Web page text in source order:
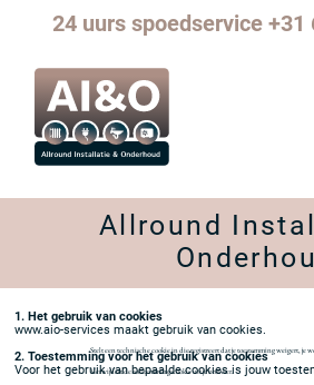
24 uurs spoedservice +31 6 41 99 89
Allround Installatie &
1. Het gebruik van cookies
www.aio-services maakt gebruik van cookies.
2. Toestemming voor het gebruik van cookies
Voor het gebruik van bepaalde cookies is jouw toestemming vereist.
weten of je de site al eerder bezocht hebt of niet. Alleen hij het eerste
er een cookie aangemaakt, bij volgende bezoeken wordt er gebruikgemaakt
reeds bestaande cookie. Deze cookie dient enkel voor statistische
- het aantal unieke bezoekers
- hoe vaak gebruikers de site bezoeken
- welke pagina's gebruikers bekijken
- hoelang gebruikers een bepaalde pagina bekijken bij welke pagina
Stelt een technische cookie in die registreert dat je toestemming weigert, je wordt niet opnieuw gevraagd.